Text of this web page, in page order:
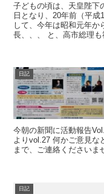
子どもの頃は、天皇陛下
日となり、20年前（平
して、今年は昭和元年か
長、、、 と、高市総理も
日記
今朝の新聞に活動報告
よりvol.27 何かご意見な
まで、ご連絡くださいま
日記